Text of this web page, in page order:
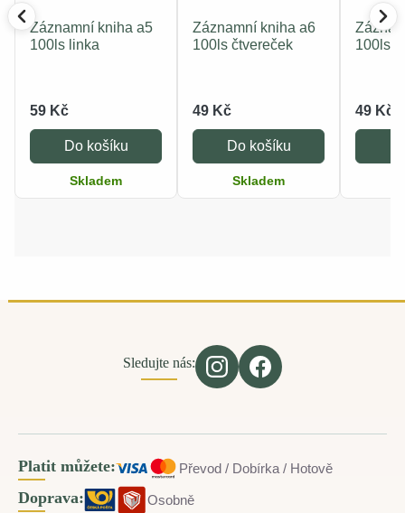
Záznamní kniha a5
100ls linka
59 Kč
Do košíku
Skladem
Záznamní kniha a6
100ls čtvereček
49 Kč
Do košíku
Skladem
100ls
49 Kč
Sledujte nás:
Platit můžete: Převod / Dobírka / Hotově
Doprava: Osobně